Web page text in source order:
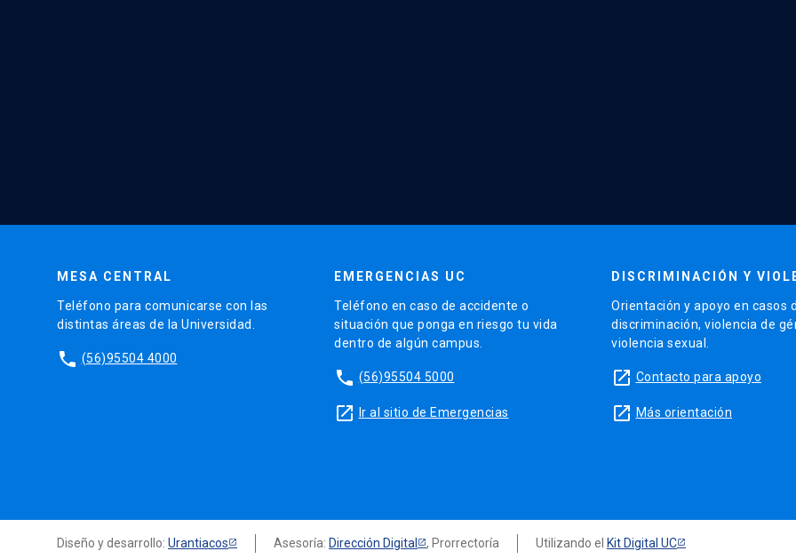
MESA CENTRAL
Teléfono para comunicarse con las
distintas áreas de la Universidad.
phone (56)95504 4000
EMERGENCIAS UC
Teléfono en caso de accidente o
situación que ponga en riesgo tu vida
dentro de algún campus.
phone (56)95504 5000
launch Ir al sitio de Emergencias
DISCRIMINACIÓN Y
Orientación y apoyo en casos
discriminación, violencia de
violencia sexual.
launch Contacto para apoyo
launch Más orientación
Diseño y desarrollo: Urantiacos Asesoría: Dirección Digital , Prorrectoría Utilizando el Kit Digital UC